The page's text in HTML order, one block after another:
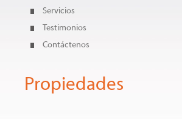
Servicios
Testimonios
Contáctenos
Propiedades